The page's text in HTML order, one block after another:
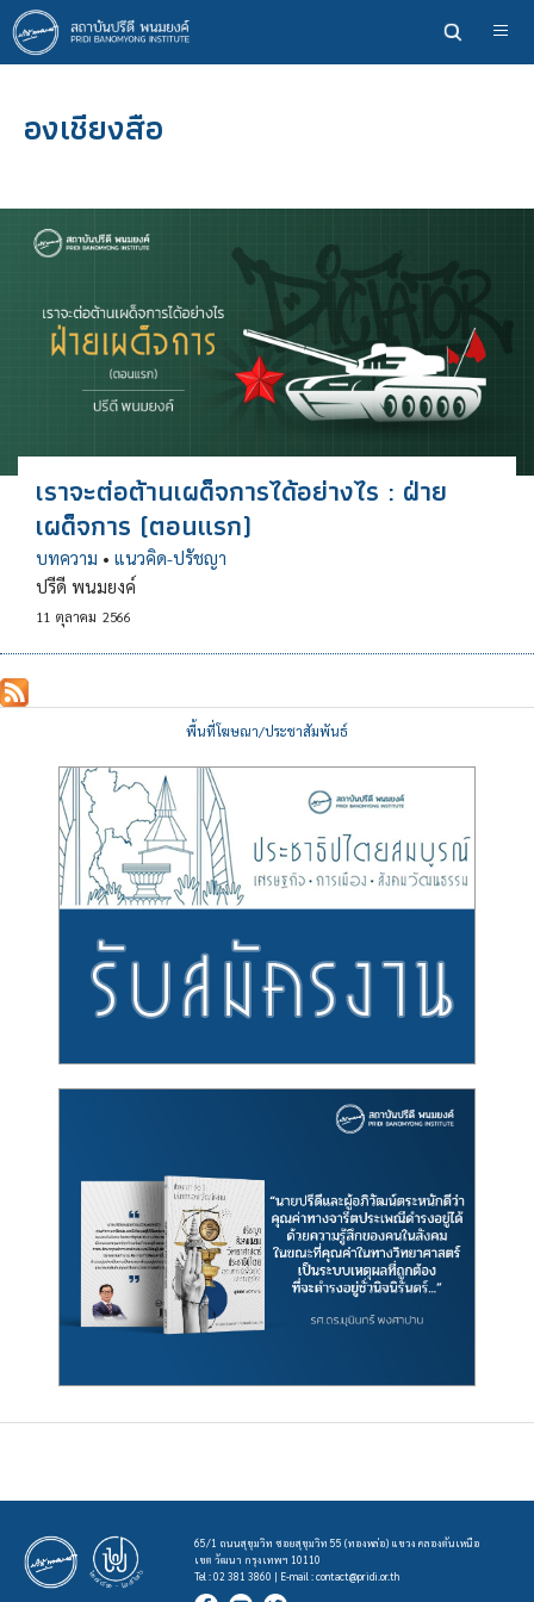
ข้าม
ไป
ยัง
หลักองเชียงสือ
เราจะต่อต้านเผด็จการได้อย่างไร : ฝ่าย
เผด็จการ (ตอนแรก)
บทความ • แนวคิด-ปรัชญา
ปรีดี พนมยงค์
11 ตุลาคม 2566
พื้นที่โฆษณา/ประชาสัมพันธ์
65/1 ถนนสุขุมวิท ซอยสุขุมวิท 55 (ทองหล่อ) แขวง คลองตันเหนือ
เขต วัฒนา กรุงเทพฯ 10110
Tel : 02 381 3860 | E-mail :contact@pridi.or.th